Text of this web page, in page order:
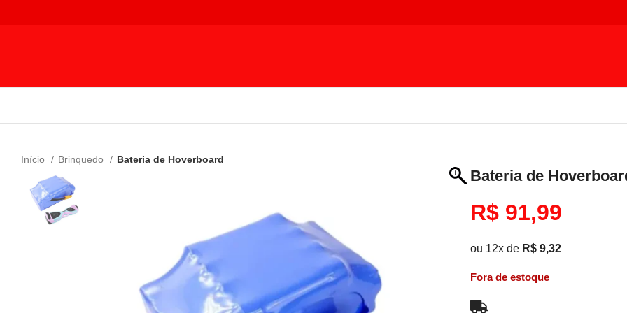
Início Brinquedo Bateria de Hoverboard
Bateria de
R$ 91,99
ou 12x de R$ 9,32
Fora de estoque